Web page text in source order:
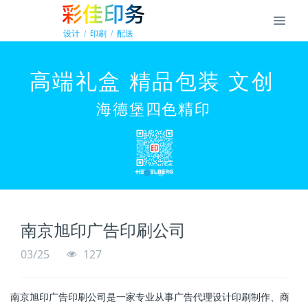
南京旭印广告印刷公司
03/25 127
南京旭印广告印刷公司是一家专业从事广告代理设计印刷制作、商